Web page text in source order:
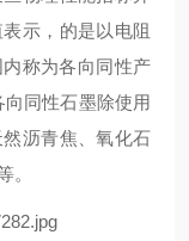
示，的是以电阻
称为各向同性产
同性石墨除使用
沥青焦、氧化石
。